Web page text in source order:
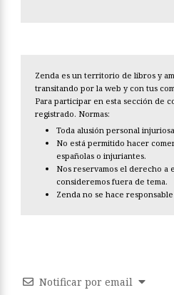
Zenda es un territorio de libros y
transitando por la web y con tus
Para participar en esta sección de
registrado. Normas:
Toda alusión personal
No está permitido hacer
españolas o injuriantes.
Nos reservamos el derecho a
consideremos fuera de tema.
Zenda no se hace
Notificar por email